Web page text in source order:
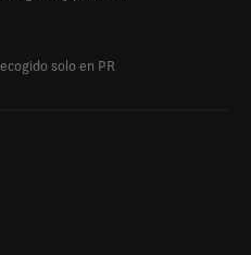
solo en PR